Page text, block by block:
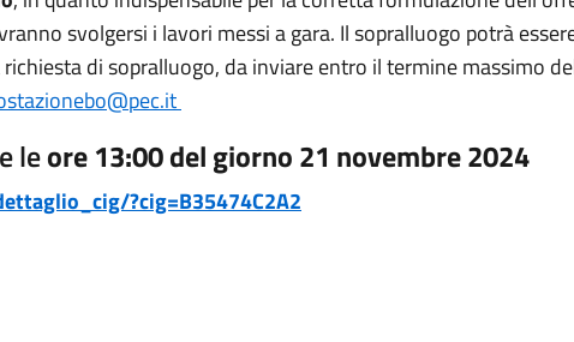
svolgersi i lavori messi a gara. Il sopralluogo potrà
richiesta di sopralluogo, da inviare entro il termine massimo
leore 13:00 del giorno 21 novembre2024
?cig=B35474C2A2